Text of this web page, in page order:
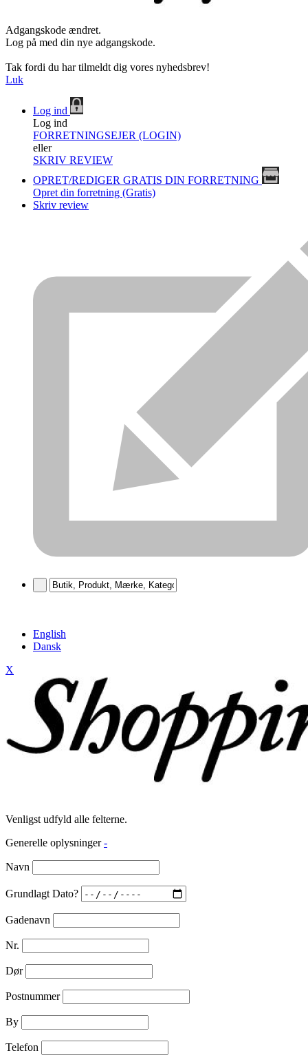
Adgangskode ændret.
Log på med din nye adgangskode.
Tak fordi du har tilmeldt dig vores nyhedsbrev!
Luk
Log ind
Log ind
FORRETNINGSEJER (LOGIN)
eller
SKRIV REVIEW
OPRET/REDIGER GRATIS DIN FORRETNING
Opret din forretning (Gratis)
Skriv review
English
Dansk
X
Venligst udfyld alle felterne.
Generelle oplysninger -
Navn
Grundlagt Dato?
Gadenavn
Nr.
Dør
Postnummer
By
Telefon